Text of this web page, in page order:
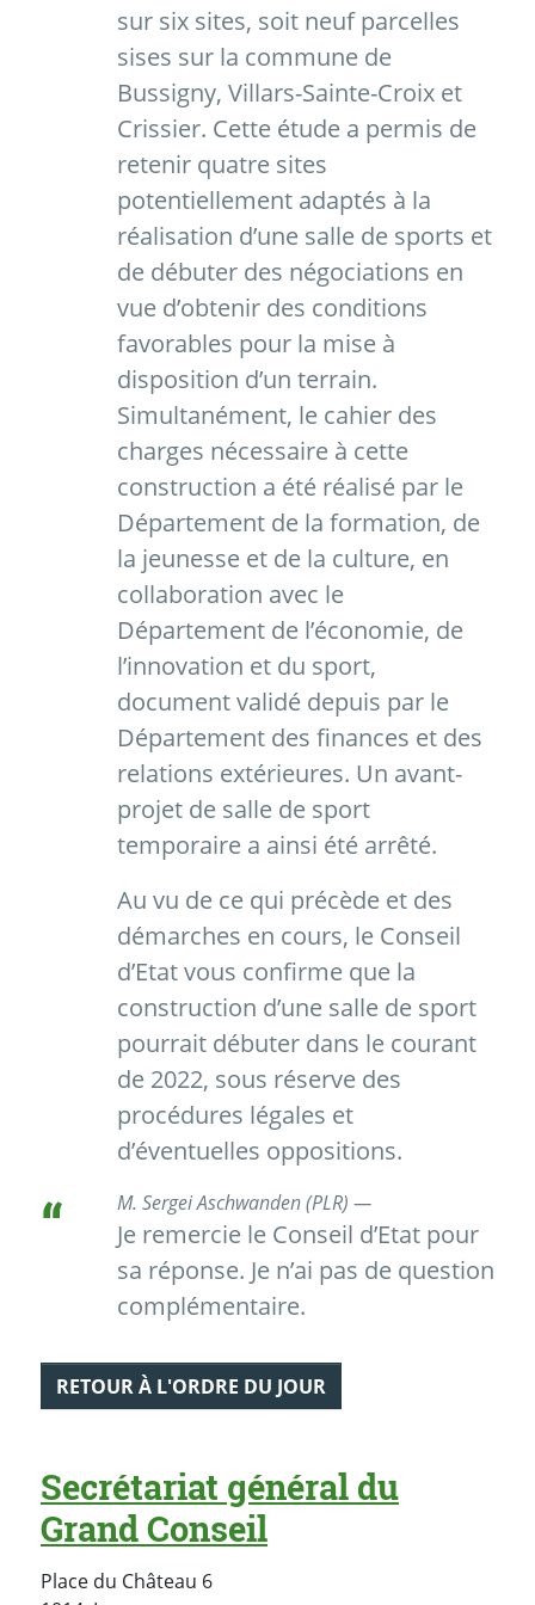
sur six sites, soit neuf parcelles
sises sur la commune de
Bussigny, Villars-Sainte-Croix et
Crissier. Cette étude a permis de
retenir quatre sites
potentiellement adaptés à la
réalisation d’une salle de sports et
de débuter des négociations en
vue d’obtenir des conditions
favorables pour la mise à
disposition d’un terrain.
Simultanément, le cahier des
charges nécessaire à cette
construction a été réalisé par le
Département de la formation, de
la jeunesse et de la culture, en
collaboration avec le
Département de l’économie, de
l’innovation et du sport,
document validé depuis par le
Département des finances et des
relations extérieures. Un avant-
projet de salle de sport
temporaire a ainsi été arrêté.
Au vu de ce qui précède et des
démarches en cours, le Conseil
d’Etat vous confirme que la
construction d’une salle de sport
pourrait débuter dans le courant
de 2022, sous réserve des
procédures légales et
d’éventuelles oppositions.
M. Sergei Aschwanden (PLR) —
Je remercie le Conseil d’Etat pour
sa réponse. Je n’ai pas de question
complémentaire.
RETOUR À L'ORDRE DU JOUR
Secrétariat général du
Grand Conseil
Place du Château 6